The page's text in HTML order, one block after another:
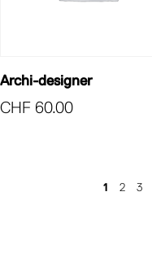
Archi-designer
CHF 60.00
1 2 3